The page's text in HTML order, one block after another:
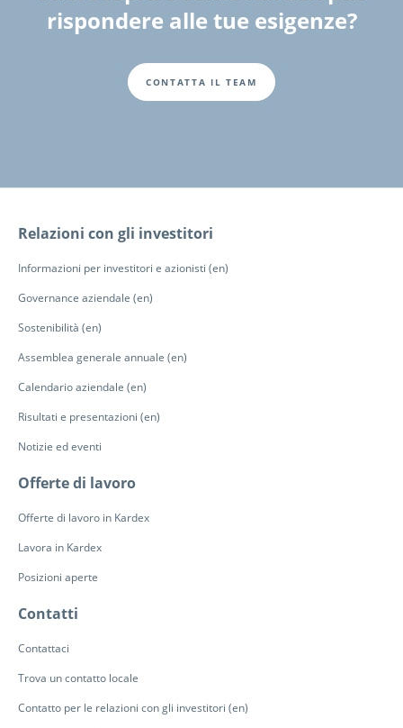
rispondere alle tue esigenze?
CONTATTA IL TEAM
Relazioni con gli investitori
Informazioni per investitori e azionisti (en)
Governance aziendale (en)
Sostenibilità (en)
Assemblea generale annuale (en)
Calendario aziendale (en)
Risultati e presentazioni (en)
Notizie ed eventi
Offerte di lavoro
Offerte di lavoro in Kardex
Lavora in Kardex
Posizioni aperte
Contatti
Contattaci
Trova un contatto locale
Contatto per le relazioni con gli investitori (en)